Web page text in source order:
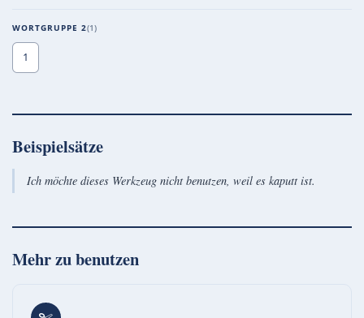
WORTGRUPPE 2 1
1
Beispielsätze
Ich möchte dieses Werkzeug nicht benutzen, weil es kaputt ist.
Mehr zubenutzen